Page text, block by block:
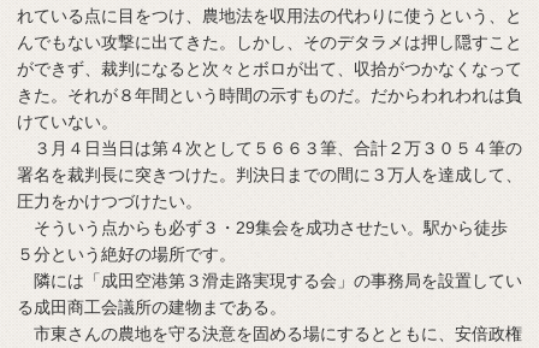
れている点に目をつけ、農地法を収用法の代わりに使うという、と
んでもない攻撃に出てきた。しかし、そのデタラメは押し隠すこと
ができず、裁判になると次々とボロが出て、収拾がつかなくなって
きた。それが８年間という時間の示すものだ。だからわれわれは負
けていない。
３月４日当日は第４次として５６６３筆、合計２万３０５４筆の
署名を裁判長に突きつけた。判決日までの間に３万人を達成して、
圧力をかけつづけたい。
そういう点からも必ず３・29集会を成功させたい。駅から徒歩
５分という絶好の場所です。
隣には「成田空港第３滑走路実現する会」の事務局を設置してい
る成田商工会議所の建物まである。
市東さんの農地を守る決意を固める場にするとともに、安倍政権